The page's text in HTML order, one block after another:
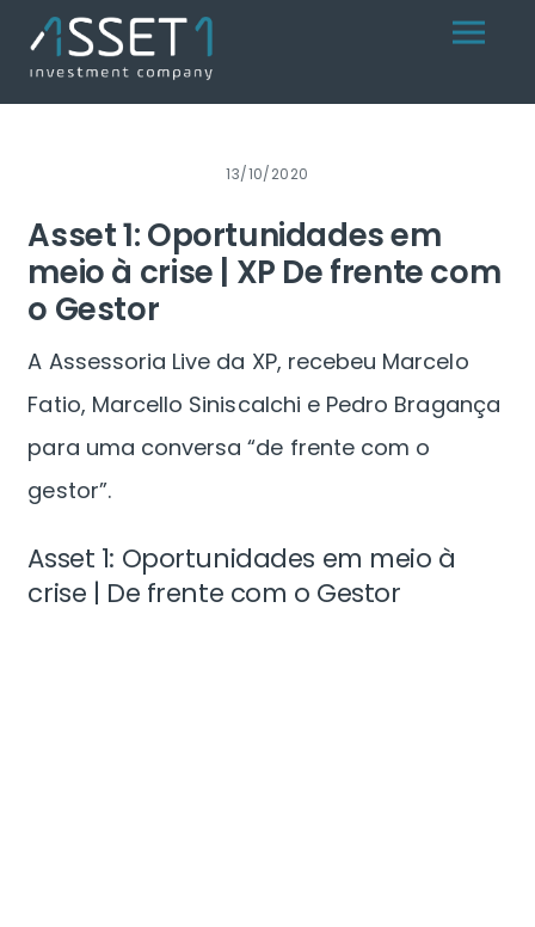
content
Menu
13/10/2020
Asset 1: Oportunidades em
meio à crise | XP De frente com
o Gestor
A Assessoria Live da XP, recebeu Marcelo
Fatio, Marcello Siniscalchi e Pedro Bragança
para uma conversa “de frente com o
gestor”.
Asset 1: Oportunidades em meio à
crise | De frente com o Gestor